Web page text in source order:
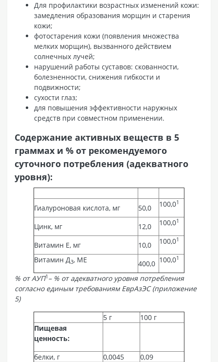
Для профилактики возрастных изменений кожи:
замедления образования морщин и старения
кожи;
фотостарения кожи (появления множества
мелких морщин), вызванного действием
солнечных лучей;
нарушений работы суставов: скованности,
болезненности, снижения гибкости и
подвижности;
сухости глаз;
для повышения эффективности наружных
средств при совместном применении.
Содержание активных веществ в 5
граммах и % от рекомендуемого
суточного потребления (адекватного
уровня):
Гиалуроновая кислота, мг 50,0 100,01
Цинк, мг 12,0 100,01
Витамин Е, мг 10,0 100,01
Витамин Д3, МЕ 400,0 100,01
% от АУП1 – % от адекватного уровня потребления
согласно единым требованиям ЕврАзЭС (приложение
5)
5 г
100 г
Пищевая
ценность:
белки, г
0,0045
0,09